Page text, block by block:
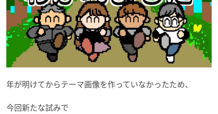
年が明けてからテーマ画像を作っていなかったため、
今回新たな試みで